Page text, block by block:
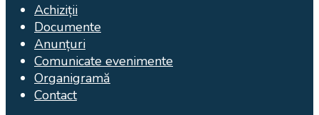
Achiziții
Documente
Anunțuri
Comunicate evenimente
Organigramă
Contact